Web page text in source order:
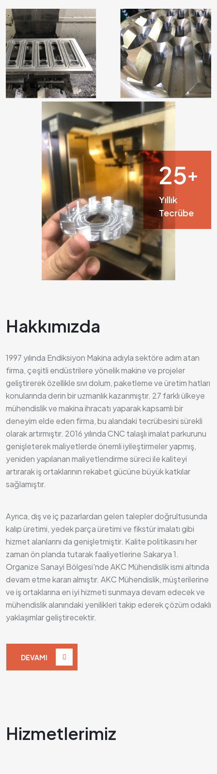
28+
Yıllık
Tecrübe
Hakkımızda
1997 yılında Endiksiyon Makina adıyla sektöre adım atan
firma, çeşitli endüstrilere yönelik makine ve projeler
geliştirerek özellikle sıvı dolum, paketleme ve üretim hatları
konularında derin bir uzmanlık kazanmıştır. 27 farklı ülkeye
mühendislik ve makina ihracatı yaparak kapsamlı bir
deneyim elde eden firma, bu alandaki tecrübesini sürekli
olarak artırmıştır. 2016 yılında CNC talaşlı imalat parkurunu
genişleterek maliyetlerde önemli iyileştirmeler yapmış,
yeniden yapılanan maliyetlendirme süreci ile kaliteyi
artırarak iş ortaklarının rekabet gücüne büyük katkılar
sağlamıştır.
Ayrıca, dış ve iç pazarlardan gelen talepler doğrultusunda
kalıp üretimi, yedek parça üretimi ve fikstür imalatı gibi
hizmet alanlarını da genişletmiştir. Kalite politikasını her
zaman ön planda tutarak faaliyetlerine Sakarya 1.
Organize Sanayi Bölgesi'nde AKC Mühendislik ismi altında
devam etme kararı almıştır. AKC Mühendislik, müşterilerine
ve iş ortaklarına en iyi hizmeti sunmaya devam edecek ve
mühendislik alanındaki yenilikleri takip ederek çözüm odaklı
yaklaşımlar geliştirecektir.
DEVAMI
Hizmetlerimiz